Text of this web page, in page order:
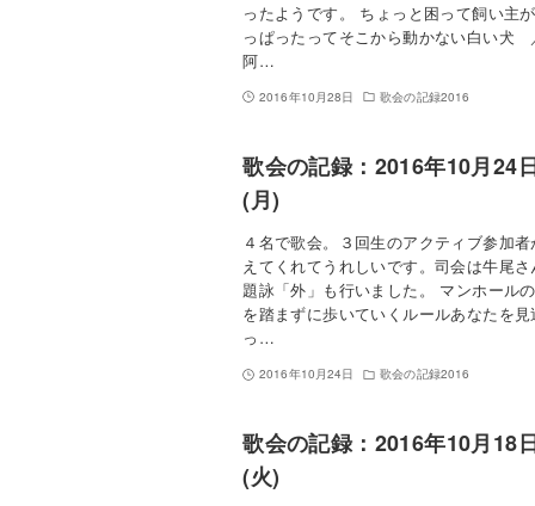
ったようです。 ちょっと困って飼い主
っぱったってそこから動かない白い犬
阿…
2016年10月28日 歌会の記録2016
歌会の記録：2016年10月24
(月)
４名で歌会。３回生のアクティブ参加
えてくれてうれしいです。司会は牛尾
題詠「外」も行いました。 マンホール
を踏まずに歩いていくルールあなたを見
っ…
2016年10月24日 歌会の記録2016
歌会の記録：2016年10月18
(火)